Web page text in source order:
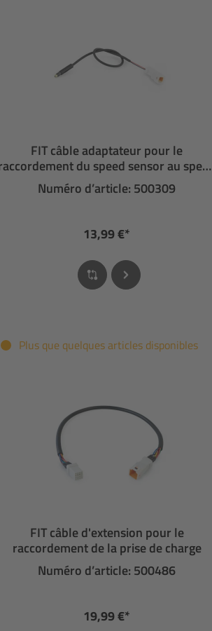
FIT câble adaptateur pour le
du speed sensor au speed
node
Numéro d’article: 500309
13,99 €*
Plus que quelques articles disponibles
FIT câble d'extension pour le
raccordement de la prise de charge
Numéro d’article: 500486
19,99 €*